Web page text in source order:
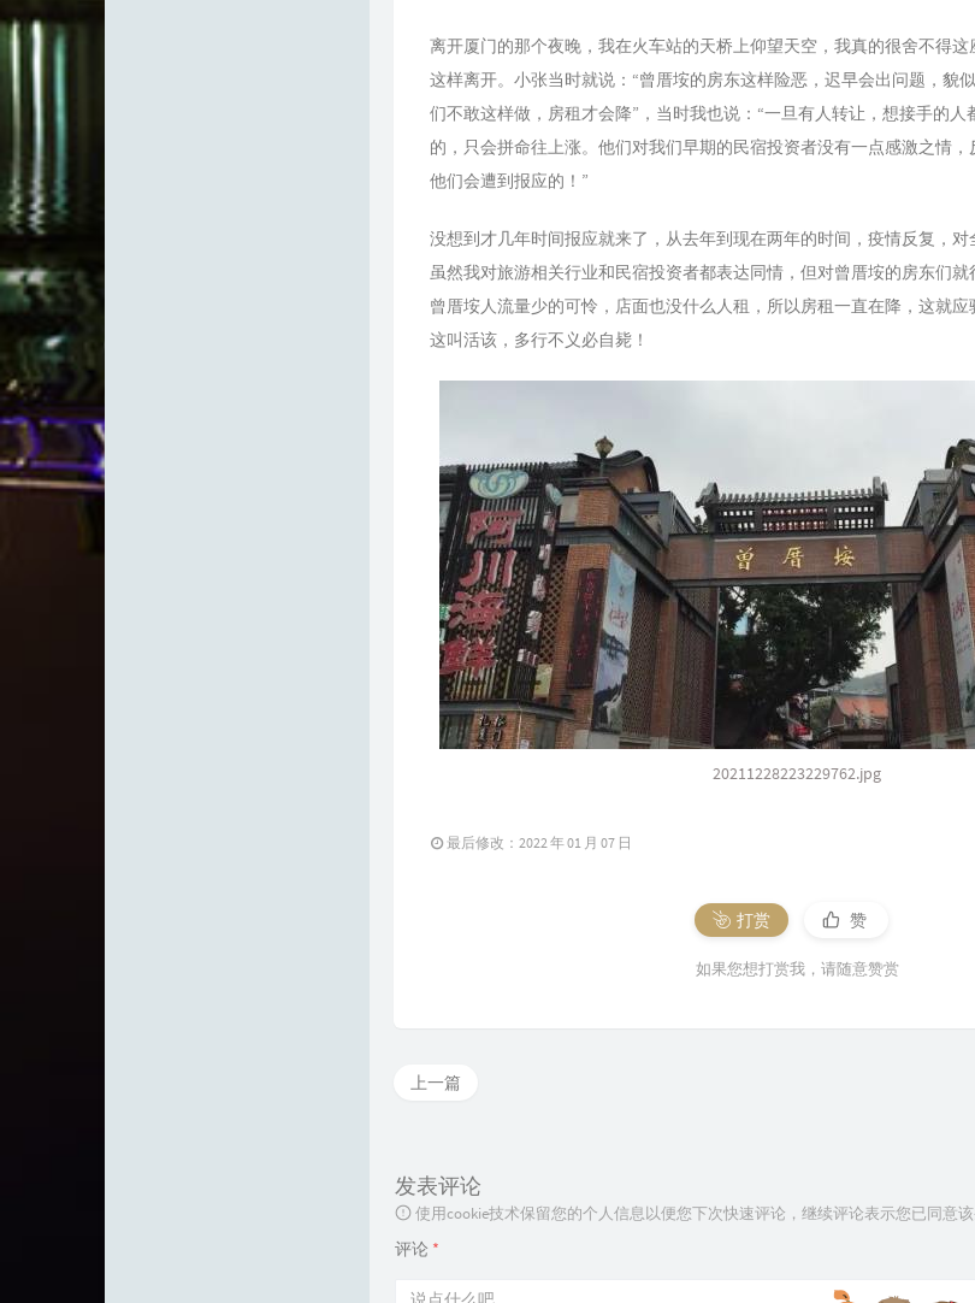
离开厦门的那个夜晚，我在火车站的天桥上仰望天空，我真的很舍不得
这样离开。小张当时就说：“曾厝垵的房东这样险恶，迟早会出问题，貌
们不敢这样做，房租才会降”，当时我也说：“一旦有人转让，想接手的人
的，只会拼命往上涨。他们对我们早期的民宿投资者没有一点感激之情，
他们会遭到报应的！”
没想到才几年时间报应就来了，从去年到现在两年的时间，疫情反复，对
虽然我对旅游相关行业和民宿投资者都表达同情，但对曾厝垵的房东们就
曾厝垵人流量少的可怜，店面也没什么人租，所以房租一直在降，这就应
这叫活该，多行不义必自毙！
20211228223229762.jpg
最后修改：2022 年 01 月 07 日
打赏 赞
如果您想打赏我，请随意赞赏
上一篇
发表评论
使用cookie技术保留您的个人信息以便您下次快速评论，继续评论表示您已同意
评论 *